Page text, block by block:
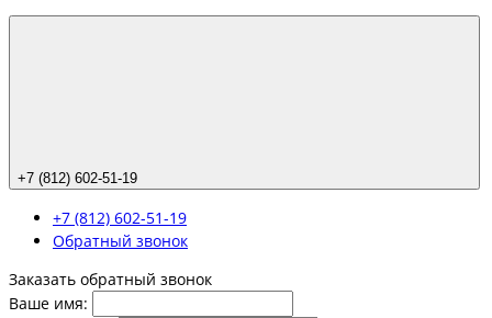
+7 (812) 602-51-19
+7 (812) 602-51-19
Обратный звонок
Заказать обратный звонок
Ваше имя: